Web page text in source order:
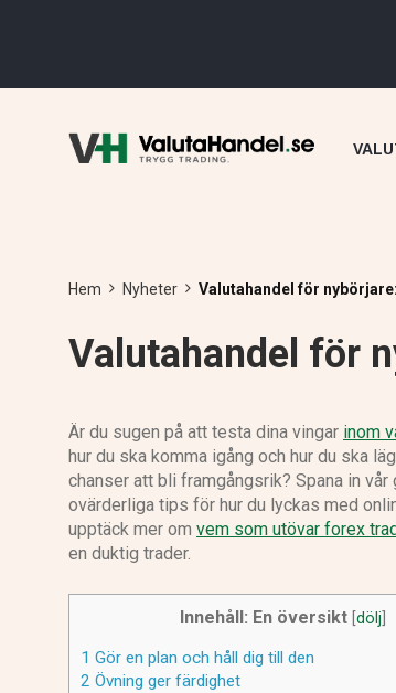
Hem Nyheter Valutahandel för
Valutahandel för
Är du sugen på att testa dina vingar inom
hur du ska komma igång och hur du ska
chanser att bli framgångsrik? Spana in
ovärderliga tips för hur du lyckas med
upptäck mer om vem som utövar forex
en duktig trader.
Innehåll: En översikt dölj
1 Gör en plan och håll dig till den
2 Övning ger färdighet